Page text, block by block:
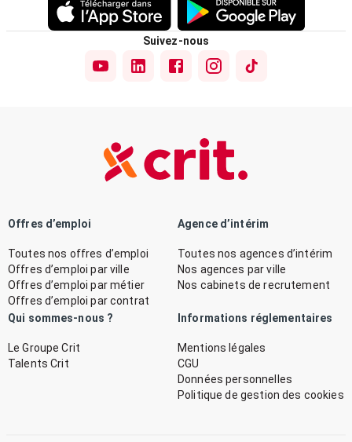
Suivez-nous
Offres d’emploi
Toutes nos offres d’emploi
Offres d’emploi par ville
Offres d’emploi par métier
Offres d’emploi par contrat
Agence d’intérim
Toutes nos agences d’intérim
Nos agences par ville
Nos cabinets de recrutement
Qui sommes-nous ?
Le Groupe Crit
Talents Crit
Informations réglementaires
Mentions légales
CGU
Données personnelles
Politique de gestion des cookies